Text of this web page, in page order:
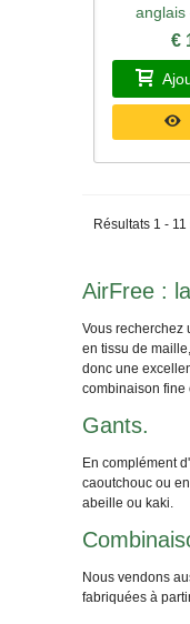
€
Résultats 1 - 11
AirFree :
Vous recherchez
en tissu de
donc une
combinaison fine
Gants.
En complément
caoutchouc ou
abeille ou kaki.
Nous vendons
fabriquées à